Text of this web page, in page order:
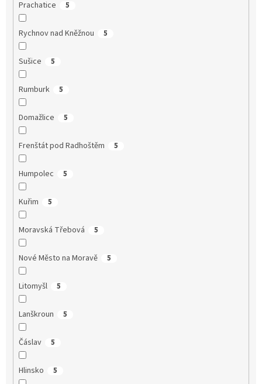
Prachatice 5
Rychnov nad Kněžnou 5
Sušice 5
Rumburk 5
Domažlice 5
Frenštát pod Radhoštěm 5
Humpolec 5
Kuřim 5
Moravská Třebová 5
Nové Město na Moravě 5
Litomyšl 5
Lanškroun 5
Čáslav 5
Hlinsko 5